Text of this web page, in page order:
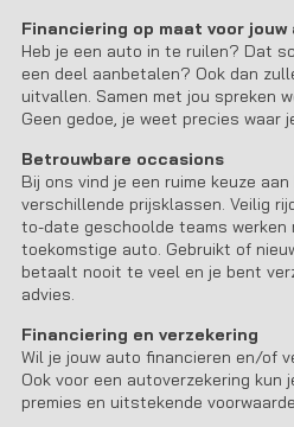
Financiering op maat voor jouw
Heb je een auto in te ruilen? Dat
een deel aanbetalen? Ook dan
uitvallen. Samen met jou spreken
Geen gedoe, je weet precies waar
Betrouwbare occasions
Bij ons vind je een ruime keuze
verschillende prijsklassen. Veilig
to-date geschoolde teams werken
toekomstige auto. Gebruikt of
betaalt nooit te veel en je bent
advies.
Financiering en verzekering
Wil je jouw auto financieren en/of
Ook voor een autoverzekering kun
premies en uitstekende